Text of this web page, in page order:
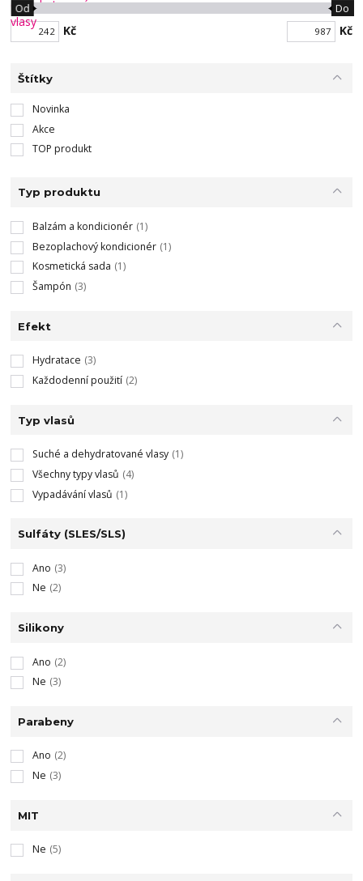
Kč
Od Do
Kč
Štítky
Novinka
Akce
TOP produkt
Typ produktu
Balzám a kondicionér (1)
Bezoplachový kondicionér (1)
Kosmetická sada (1)
Šampón (3)
Efekt
Hydratace (3)
Každodenní použití (2)
Typ vlasů
Suché a dehydratované vlasy (1)
Všechny typy vlasů (4)
Vypadávání vlasů (1)
Sulfáty (SLES/SLS)
Ano (3)
Ne (2)
Silikony
Ano (2)
Ne (3)
Parabeny
Ano (2)
Ne (3)
MIT
Ne (5)